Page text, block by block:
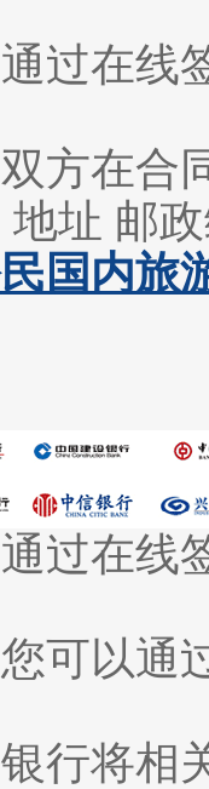
过在线
方在合
地址 邮
国内旅
过在线
可以通
行将相